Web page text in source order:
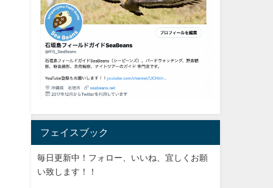
フェイスブック
毎日更新中！フォロー、いいね、宜しくお願
い致します！！